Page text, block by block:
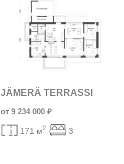
JÄMERÄ TERRASSI
от 9 234 000 ₽
171 м2 3